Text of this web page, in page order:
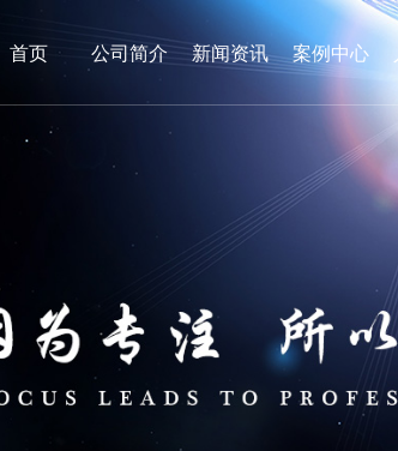
首页 公司简介 新闻资讯 案例中心